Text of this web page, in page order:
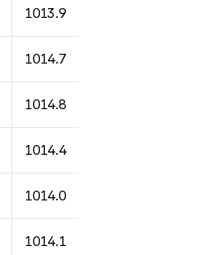
1013.9
1014.7
1014.8
1014.4
1014.0
1014.1